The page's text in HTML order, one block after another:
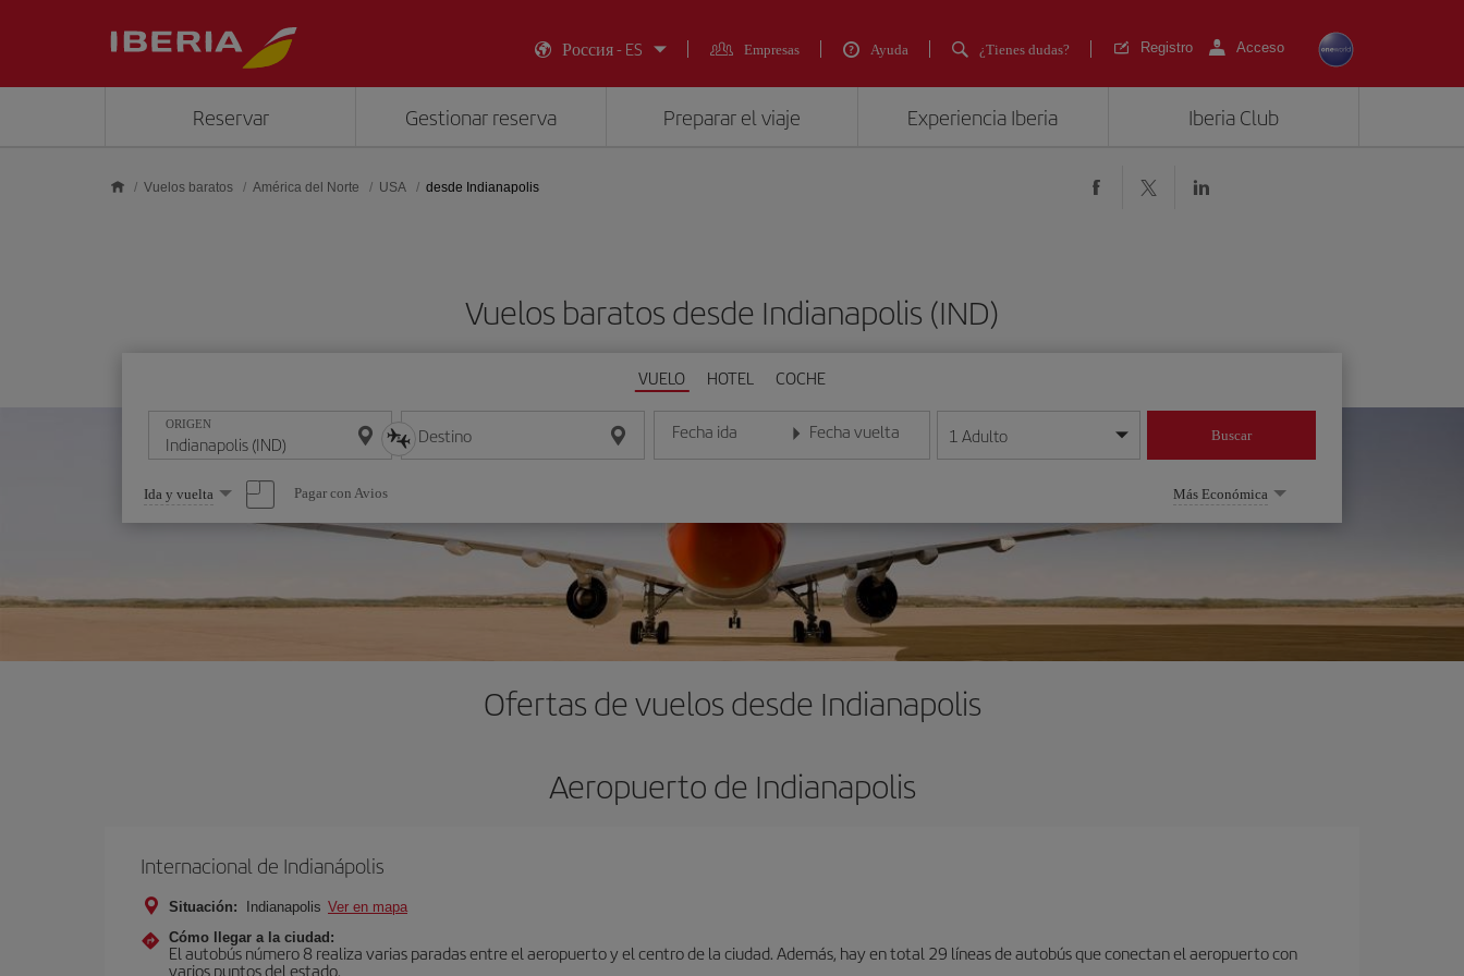
Россия - ES
Empresas Ayuda ¿Tienes dudas? Registro Acceso
Reservar Gestionar reserva Preparar el viaje Experiencia Iberia Iberia Club
Vuelos baratos América del Norte USA desde Indianapolis
Vuelos baratos desde Indianapolis (IND)
VUELO HOTEL COCHE
ORIGEN Destino Fecha ida
Introduce la fecha en formato día/mes/año
Fecha vuelta
Introduce la fecha en formato día/mes/año
1 Adulto Buscar
Seleccione
una
opción
Ida y vuelta Pagar con Avios Más Económica
Ofertas de vuelos desde Indianapolis
Aeropuerto de Indianapolis
Internacional de Indianápolis
Situación: Indianapolis Ver en mapa
Cómo llegar a la ciudad:
El autobús número 8 realiza varias paradas entre el aeropuerto y el centro de la ciudad. Además, hay en total 29 líneas de autobús que conectan el aeropuerto con
varios puntos del estado.